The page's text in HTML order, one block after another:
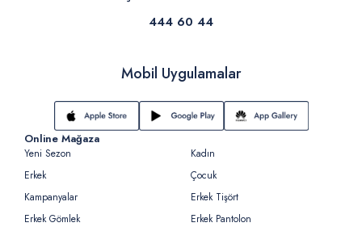
444 60 44
Mobil Uygulamalar
Online Mağaza
Yeni Sezon
Kadın
Erkek
Çocuk
Kampanyalar
Erkek Tişört
Erkek Gömlek
Erkek Pantolon